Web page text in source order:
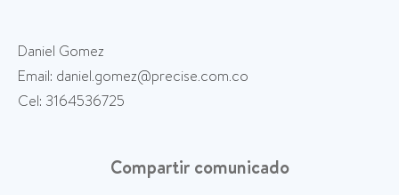
Daniel Gomez
Email: daniel.gomez@precise.com.co
Cel: 3164536725
Compartir comunicado